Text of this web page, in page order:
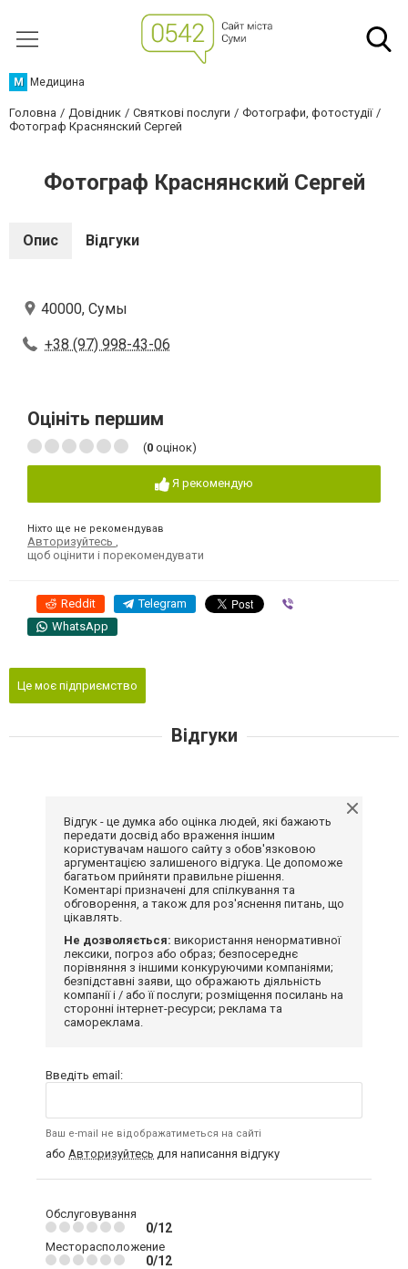
М Медицина
Головна Довідник Святкові послуги
Фотографи, фотостудії
Фотограф Краснянский Сергей
Фотограф Краснянский Сергей
Опис Відгуки
40000, Сумы
+38 (97) 998-43-06
Оцініть першим
(0 оцінок)
Я рекомендую
Ніхто ще не рекомендував
Авторизуйтесь
щоб оцінити і порекомендувати
Reddit Telegram
WhatsApp
Це моє підприємство
Відгуки
Відгук - це думка або оцінка людей, які бажають
передати досвід або враження іншим
користувачам нашого сайту з обов'язковою
аргументацією залишеного відгука. Це допоможе
багатьом прийняти правильне рішення.
Коментарі призначені для спілкування та
обговорення, а також для роз'яснення питань, що
цікавлять.
Не дозволяється: використання ненормативної
лексики, погроз або образ; безпосереднє
порівняння з іншими конкуруючими компаніями;
безпідставні заяви, що ображають діяльність
компанії і / або її послуги; розміщення посилань на
сторонні інтернет-ресурси; реклама та
самореклама.
Введіть email:
Ваш e-mail не відображатиметься на сайті
або Авторизуйтесь для написання відгуку
Обслуговування
0/12
Месторасположение
0/12